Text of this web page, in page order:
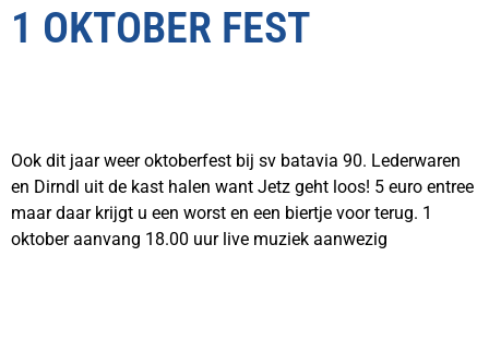
1 OKTOBER FEST
Ook dit jaar weer oktoberfest bij sv batavia 90. Lederwaren
en Dirndl uit de kast halen want Jetz geht loos! 5 euro entree
maar daar krijgt u een worst en een biertje voor terug. 1
oktober aanvang 18.00 uur live muziek aanwezig